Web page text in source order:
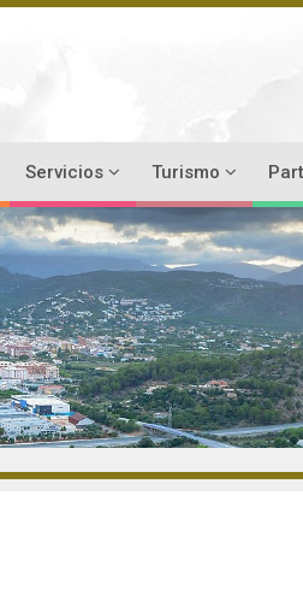
Servicios Turismo